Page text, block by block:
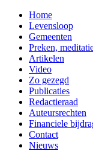
Home
Levensloop
Gemeenten
Preken,
Artikelen
Video
Zo gezegd
Publicaties
Redactieraad
Auteursrechten
Financiele
Contact
Nieuws